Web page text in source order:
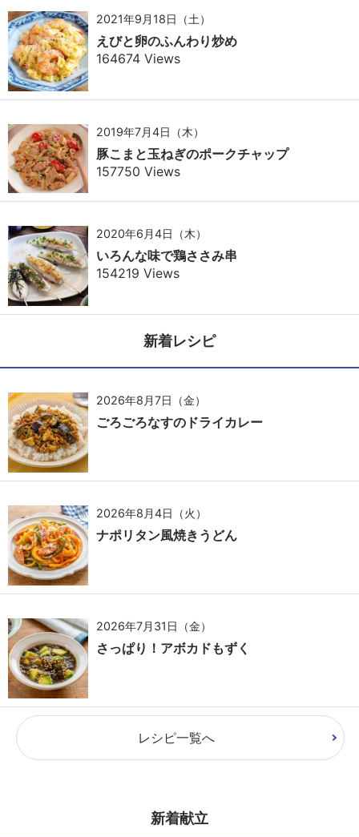
2021年9月18日（土）
えびと卵のふんわり炒め
164674 Views
2019年7月4日（木）
豚こまと玉ねぎのポークチャップ
157750 Views
2020年6月4日（木）
いろんな味で鶏ささみ串
154219 Views
新着レシピ
2026年8月7日（金）
ごろごろなすのドライカレー
2026年8月4日（火）
ナポリタン風焼きうどん
2026年7月31日（金）
さっぱり！アボカドもずく
レシピ一覧へ
新着献立